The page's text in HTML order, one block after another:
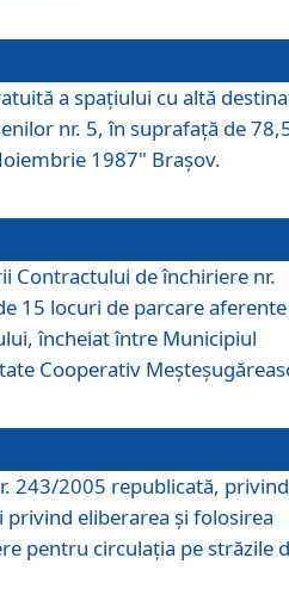
a spaţiului cu altă
nr. 5, în suprafaţă de
1987" Braşov.
Contractului de închiriere nr.
15 locuri de parcare aferente
încheiat între Municipiul
Cooperativ
243/2005 republicată, privind
eliberarea şi folosirea
pentru circulația pe străzile